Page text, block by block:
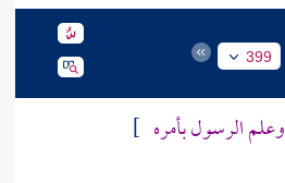
399
وعلم الرسول بأمره ]